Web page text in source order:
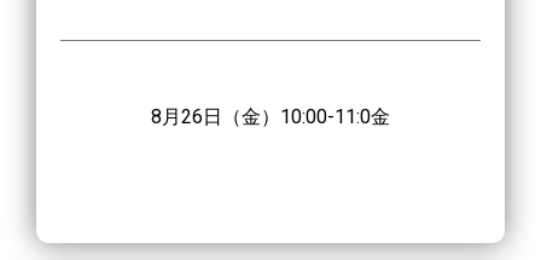
8月26日（金）10:00-11:0金